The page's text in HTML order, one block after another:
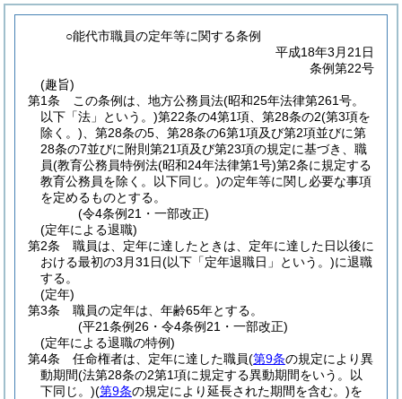
○能代市職員の定年等に関する条例
平成18年3月21日
条例第22号
(趣旨)
第1条
この条例は、地方公務員法(昭和25年法律第261号。
以下「法」という。)第22条の4第1項、第28条の2(第3項を
除く。) 、第28条の5、第28条の6第1項及び第2項並びに第
28条の7並びに附則第21項及び第23項の規定に基づき、職
員(教育公務員特例法(昭和24年法律第1号)第2条に規定する
教育公務員を除く。以下同じ。)の定年等に関し必要な事項
を定めるものとする。
(令4条例21・一部改正)
(定年による退職)
第2条
職員は、定年に達したときは、定年に達した日以後に
おける最初の3月31日(以下「定年退職日」という。)に退職
する。
(定年)
第3条
職員の定年は、年齢65年とする。
(平21条例26・令4条例21・一部改正)
(定年による退職の特例)
第4条
任命権者は、定年に達した職員(第9条の規定により異
動期間(法第28条の2第1項に規定する異動期間をいう。以
下同じ。)(第9条の規定により延長された期間を含む。)を